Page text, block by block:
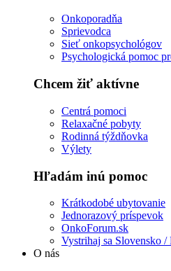
Onkoporadňa
Sprievodca
Sieť onkopsychológov
Psychologická pomoc
Chcem žiť aktívne
Centrá pomoci
Relaxačné pobyty
Rodinná týždňovka
Výlety
Hľadám inú pomoc
Krátkodobé ubytovanie
Jednorazový príspevok
OnkoForum.sk
Vystrihaj sa Slovensko /
O nás